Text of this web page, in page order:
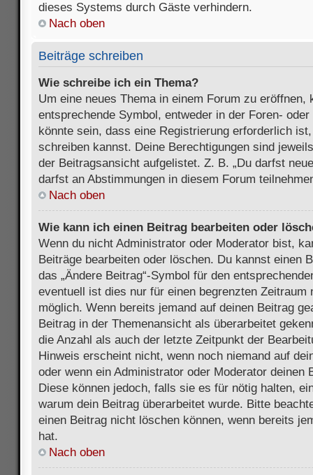
dieses Systems durch Gäste verhindern.
Nach oben
Beiträge schreiben
Wie schreibe ich ein Thema?
Um eine neues Thema in einem Forum zu eröffnen,
entsprechende Symbol, entweder in der Foren-
könnte sein, dass eine Registrierung erforderlich
schreiben kannst. Deine Berechtigungen sind
der Beitragsansicht aufgelistet. Z. B. „Du darfst
darfst an Abstimmungen in diesem Forum
Nach oben
Wie kann ich einen Beitrag bearbeiten oder
Wenn du nicht Administrator oder Moderator bist,
Beiträge bearbeiten oder löschen. Du kannst einen
das „Ändere Beitrag“-Symbol für den
eventuell ist dies nur für einen begrenzten Zeitraum
möglich. Wenn bereits jemand auf deinen Beitrag
Beitrag in der Themenansicht als überarbeitet
die Anzahl als auch der letzte Zeitpunkt der
Hinweis erscheint nicht, wenn noch niemand auf
oder wenn ein Administrator oder Moderator deinen
Diese können jedoch, falls sie es für nötig halten,
warum dein Beitrag überarbeitet wurde. Bitte
einen Beitrag nicht löschen können, wenn bereits
hat.
Nach oben